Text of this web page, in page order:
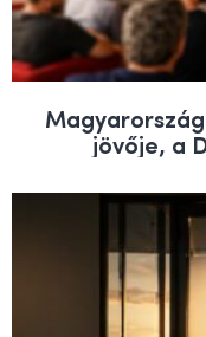
jövője, a